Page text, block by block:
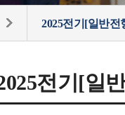
2025전기[일반전
전기[일